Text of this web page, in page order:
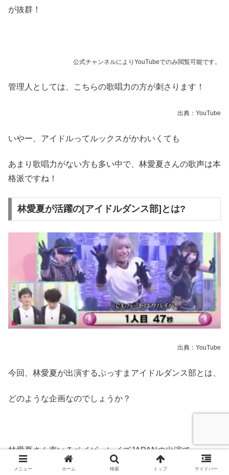
が抜群！
公式チャンネルによりYouTubeでのみ閲覧可能です。
管理人としては、こちらの歌唱力の方が刺さります！
出典：YouTube
いやー、アイドルってルックスがかわいくても
あまり歌唱力がない方も多い中で、林愛夏さんの歌声は本
格派ですね！
林愛夏が活躍の[アイドルダンス部]とは?
出典：YouTube
今回、林愛夏が出演するぷっすまアイドルダンス部とは、
どのような企画なのでしょうか？
林愛夏さん率いるベイビーレイズJAPANの出演で
メニュー ホーム 検索 トップ サイドバー